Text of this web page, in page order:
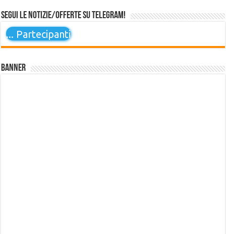
Segui le notizie/offerte su Telegram!
... Partecipanti
Banner